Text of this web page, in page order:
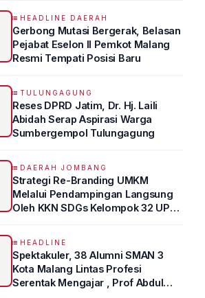
HEADLINE DAERAH
Gerbong Mutasi Bergerak, Belasan
Pejabat Eselon II Pemkot Malang
Resmi Tempati Posisi Baru
TULUNGAGUNG
Reses DPRD Jatim, Dr. Hj. Laili
Abidah Serap Aspirasi Warga
Sumbergempol Tulungagung
DAERAH JOMBANG
Strategi Re-Branding UMKM
Melalui Pendampingan Langsung
Oleh KKN SDGs Kelompok 32 UPN
HEADLINE
Spektakuler, 38 Alumni SMAN 3
Kota Malang Lintas Profesi
Serentak Mengajar , Prof Abdul